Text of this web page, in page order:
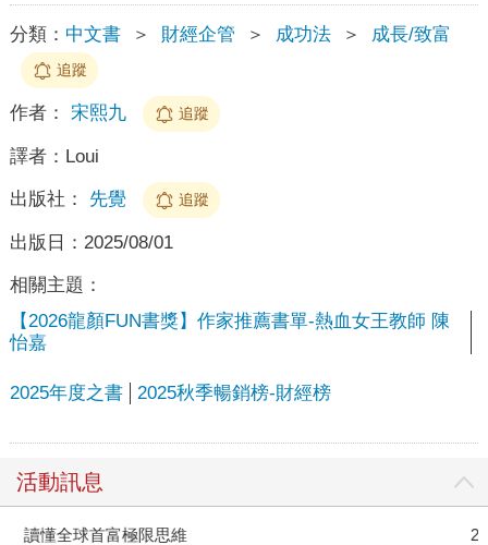
分類： 中文書 ＞ 財經企管 ＞ 成功法 ＞ 成長/致富
追蹤
作者： 宋熙九 追蹤
譯者： Loui
出版社： 先覺 追蹤
出版日： 2025/08/01
相關主題：
【2026龍顏FUN書獎】作家推薦書單-熱血女王教師 陳
怡嘉
2025年度之書 2025秋季暢銷榜-財經榜
活動訊息
讀懂全球首富極限思維